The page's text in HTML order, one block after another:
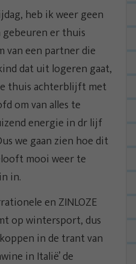
heb ik weer geen
gebeuren er thuis
van een partner die
dat uit logeren gaat,
thuis achterblijft met
om van alles te
energie in dr lijf
we gaan zien hoe dit
mooi weer te
in.
en ZINLOZE
op wintersport, dus
in de trant van
in Italië’ de